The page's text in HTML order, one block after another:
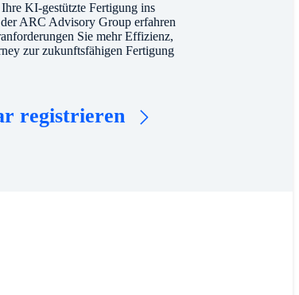
KI-gestützte Fertigung ins
ARC Advisory Group erfahren
Sie mehr Effizienz,
zur zukunftsfähigen Fertigung
registrieren